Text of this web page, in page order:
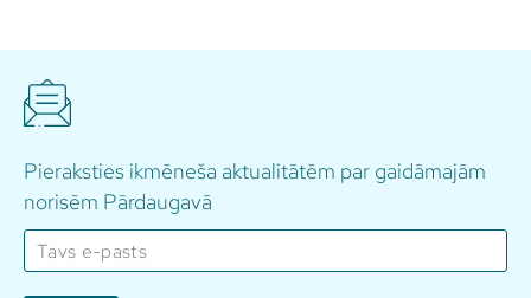
Pieraksties ikmēneša aktualitātēm par gaidāmajām
norisēm Pārdaugavā